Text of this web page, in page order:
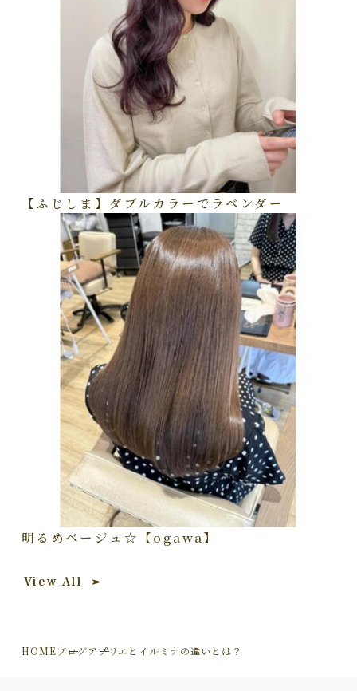
【ふじしま】ダブルカラーでラベンダー
明るめベージュ☆【ogawa】
View All
HOMEブログアプリエとイルミナの違いとは？